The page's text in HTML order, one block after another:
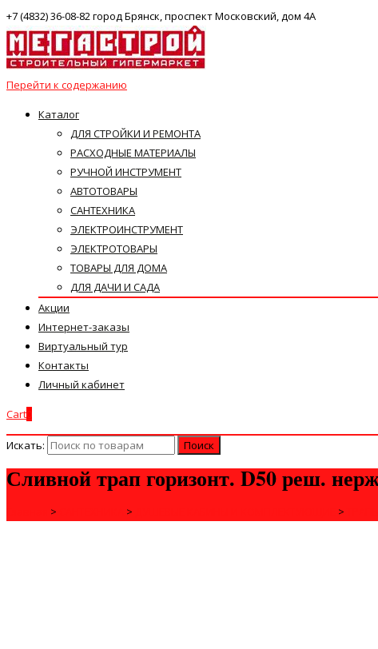
+7 (4832) 36-08-82 город Брянск, проспект Московский, дом 4А
Перейти к содержанию
Каталог
ДЛЯ СТРОЙКИ И РЕМОНТА
РАСХОДНЫЕ МАТЕРИАЛЫ
РУЧНОЙ ИНСТРУМЕНТ
АВТОТОВАРЫ
САНТЕХНИКА
ЭЛЕКТРОИНСТРУМЕНТ
ЭЛЕКТРОТОВАРЫ
ТОВАРЫ ДЛЯ ДОМА
ДЛЯ ДАЧИ И САДА
Акции
Интернет-заказы
Виртуальный тур
Контакты
Личный кабинет
Cart
Искать:
Сливной трап горизонт. D50 реш.
> > >